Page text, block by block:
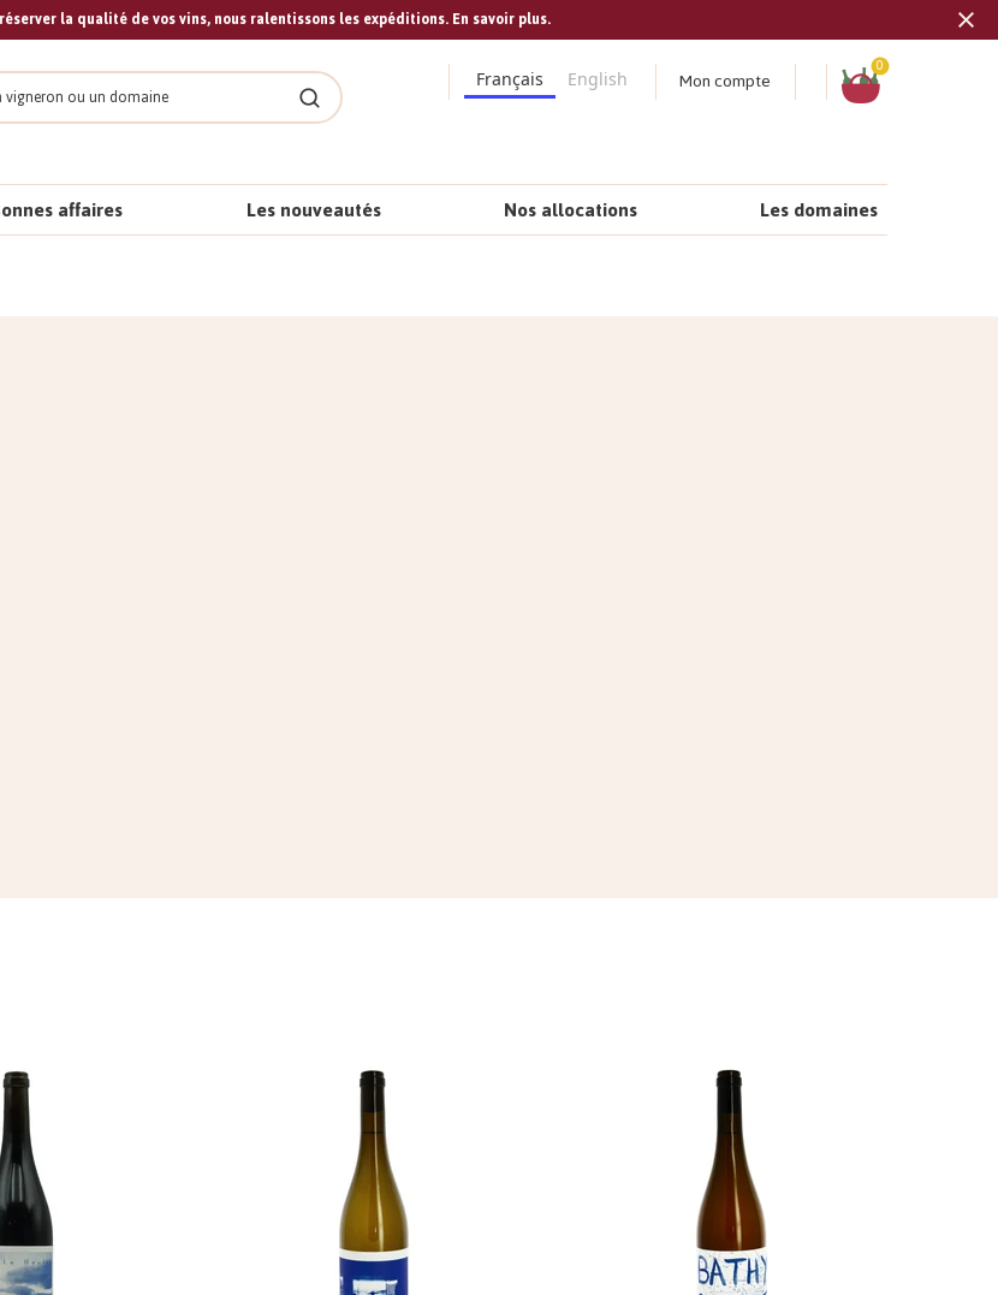
la qualité de vos vins, nous ralentissons les expéditions. En savoir plus.
Rechercher
Français English Mon compte
Panier
0
affaires Les nouveautés Nos allocations Les domaines